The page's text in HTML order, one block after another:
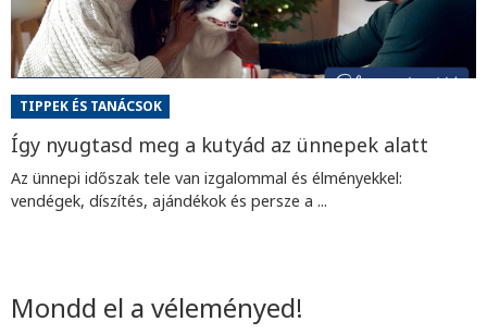
TIPPEK ÉS TANÁCSOK
Így nyugtasd meg a kutyád az ünnepek alatt
Az ünnepi időszak tele van izgalommal és élményekkel:
vendégek, díszítés, ajándékok és persze a ...
Mondd el a véleményed!